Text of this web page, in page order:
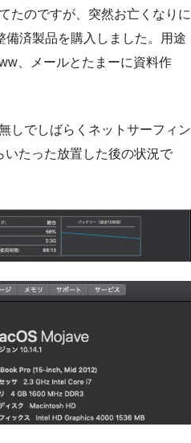
たのですが、突然お亡くなりに
済製品を購入しました。用途
、メールとたまーに資料作
しでしばらくネットサーフィン
いたった放置した後の状況で